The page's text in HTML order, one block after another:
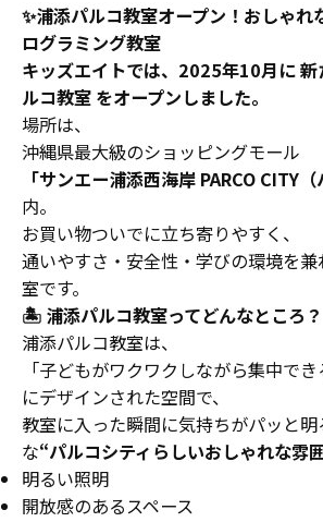
✨浦添パルコ教室オープン！おしゃれ
ログラミング教室
キッズエイトでは、2025年10月に新
ルコ教室 をオープンしました。
場所は、
沖縄県最大級のショッピングモール
「サンエー浦添西海岸 PARCO CITY（
内。
お買い物ついでに立ち寄りやすく、
通いやすさ・安全性・学びの環境を
室です。
🏝 浦添パルコ教室ってどんなところ？
浦添パルコ教室は、
「子どもがワクワクしながら集中で
にデザインされた空間で、
教室に入った瞬間に気持ちがパッと明
な“パルコシティらしいおしゃれな雰
明るい照明
開放感のあるスペース